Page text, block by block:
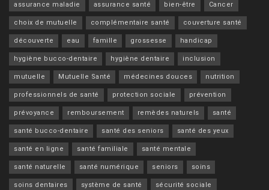
assurance maladie assurance santé bien-être Cancer
choix de mutuelle complémentaire santé couverture santé
découverte eau famille grossesse handicap
hygiène bucco-dentaire hygiène dentaire inclusion
mutuelle Mutuelle Santé médecines douces nutrition
professionnels de santé protection sociale prévention
prévoyance remboursement remèdes naturels santé
santé bucco-dentaire santé des seniors santé des yeux
santé en ligne santé familiale santé mentale
santé naturelle santé numérique seniors soins
soins dentaires système de santé sécurité sociale